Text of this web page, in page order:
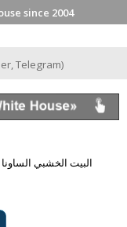
since 2004
,Telegram)
البيت الخشبي